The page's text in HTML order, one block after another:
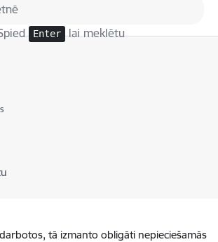
Enter lai meklētu
tā izmanto obligāti nepieciešamās